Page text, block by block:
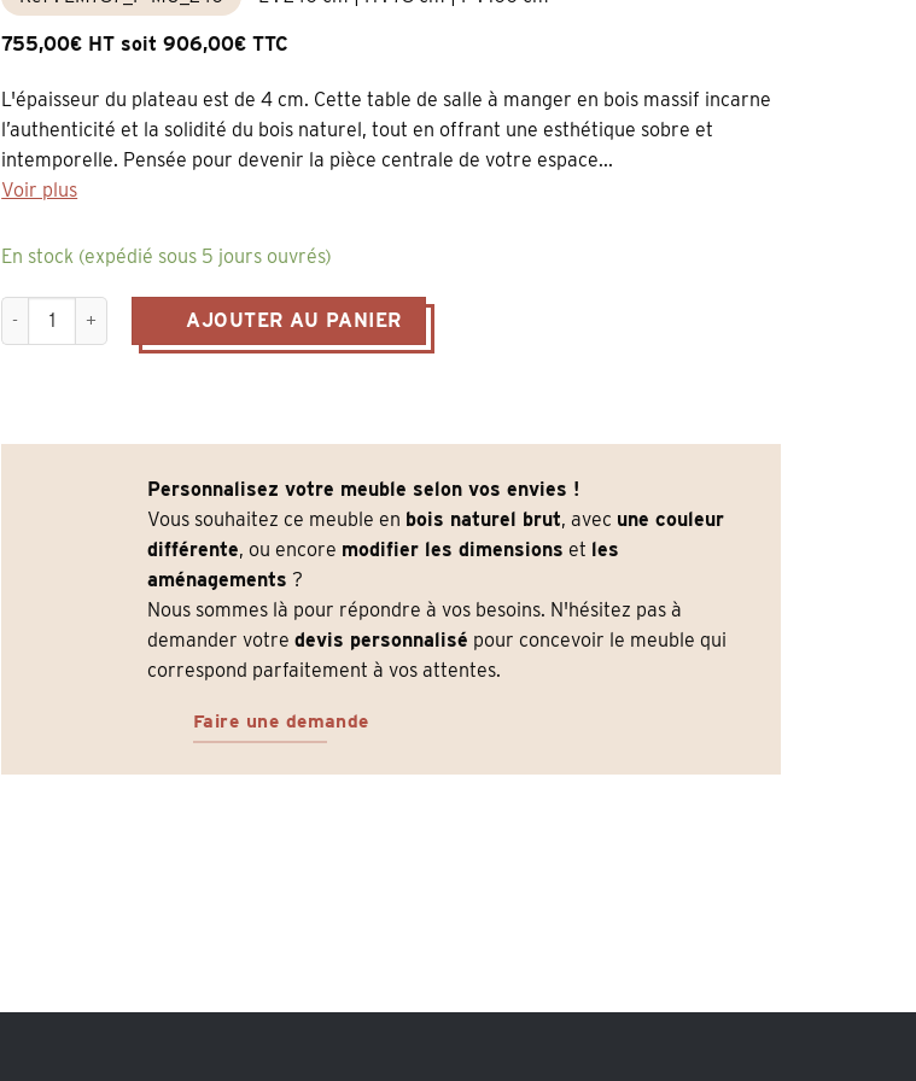
755,00€ HT soit 906,00€ TTC
L'épaisseur du plateau est de 4 cm. Cette table de salle à manger en bois massif incarne
l’authenticité et la solidité du bois naturel, tout en offrant une esthétique sobre et
intemporelle. Pensée pour devenir la pièce centrale de votre espace...
Voir plus
En stock (expédié sous 5 jours ouvrés)
quantité de Table de salle à vivre avec pieds en métal plateau couleur bois cendré 240 cm
AJOUTER AU PANIER
Personnalisez votre meuble selon vos envies !
Vous souhaitez ce meuble en bois naturel brut, avec une couleur
différente, ou encore modifier les dimensions et les
aménagements ?
Nous sommes là pour répondre à vos besoins. N'hésitez pas à
demander votredevis personnalisé pour concevoir le meuble qui
correspond parfaitement à vos attentes.
Faire une demande